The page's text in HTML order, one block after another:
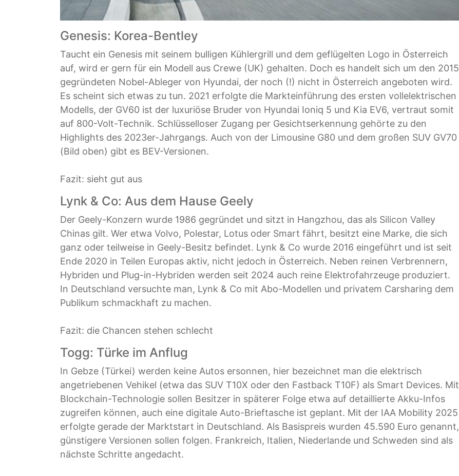
Genesis: Korea-Bentley
Taucht ein Genesis mit seinem bulligen Kühlergrill und dem geflügelten Logo in Österreich
auf, wird er gern für ein Modell aus Crewe (UK) gehalten. Doch es handelt sich um den 2015
gegründeten Nobel-Ableger von Hyundai, der noch (!) nicht in Österreich angeboten wird.
Es scheint sich etwas zu tun. 2021 erfolgte die Markteinführung des ersten vollelektrischen
Modells, der GV60 ist der luxuriöse Bruder von Hyundai Ioniq 5 und Kia EV6, vertraut somit
auf 800-Volt-Technik. Schlüsselloser Zugang per Gesichtserkennung gehörte zu den
Highlights des 2023er-Jahrgangs. Auch von der Limousine G80 und dem großen SUV GV70
(Bild oben) gibt es BEV-Versionen.
Fazit: sieht gut aus
Lynk & Co: Aus dem Hause Geely
Der Geely-Konzern wurde 1986 gegründet und sitzt in Hangzhou, das als Silicon Valley
Chinas gilt. Wer etwa Volvo, Polestar, Lotus oder Smart fährt, besitzt eine Marke, die sich
ganz oder teilweise in Geely-Besitz befindet. Lynk & Co wurde 2016 eingeführt und ist seit
Ende 2020 in Teilen Europas aktiv, nicht jedoch in Österreich. Neben reinen Verbrennern,
Hybriden und Plug-in-Hybriden werden seit 2024 auch reine Elektrofahrzeuge produziert.
In Deutschland versuchte man, Lynk & Co mit Abo-Modellen und privatem Carsharing dem
Publikum schmackhaft zu machen.
Fazit: die Chancen stehen schlecht
Togg: Türke im Anflug
In Gebze (Türkei) werden keine Autos ersonnen, hier bezeichnet man die elektrisch
angetriebenen Vehikel (etwa das SUV T10X oder den Fastback T10F) als Smart Devices. Mit
Blockchain-Technologie sollen Besitzer in späterer Folge etwa auf detaillierte Akku-Infos
zugreifen können, auch eine digitale Auto-Brieftasche ist geplant. Mit der IAA Mobility 2025
erfolgte gerade der Marktstart in Deutschland. Als Basispreis wurden 45.590 Euro genannt,
günstigere Versionen sollen folgen. Frankreich, Italien, Niederlande und Schweden sind als
nächste Schritte angedacht.